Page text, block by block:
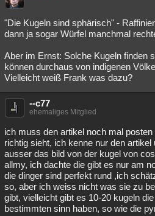
"Die Kugeln sind sphärisch" -
dann ja sogar Würfel manchmal
Aber im Ernst: Solche Kugeln finden
können durchaus von indigenen
Vielleicht weiß Frank was dazu?
--c77
ehemaliges Mitglied
ich muss den artikel noch mal
richtig sieht, ich kenne nur den
ausser das bild von der kugel von
allmy, ich dachte die gibt es nur am
die dinger sind perfekt rund ,ich
so, aber ich weiss nicht was sie zu
gibt, vielleicht gibt es 10-20 kugeln
bestimmten sinn haben, so wie die